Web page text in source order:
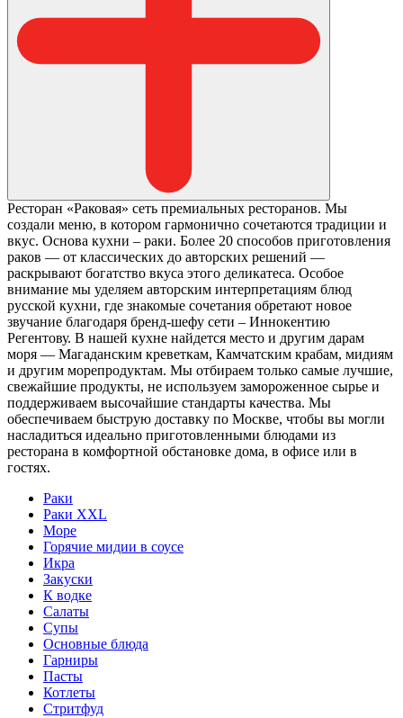
Ресторан «Раковая» сеть премиальных ресторанов. Мы
создали меню, в котором гармонично сочетаются традиции и
вкус. Основа кухни – раки. Более 20 способов приготовления
раков — от классических до авторских решений —
раскрывают богатство вкуса этого деликатеса. Особое
внимание мы уделяем авторским интерпретациям блюд
русской кухни, где знакомые сочетания обретают новое
звучание благодаря бренд-шефу сети – Иннокентию
Регентову. В нашей кухне найдется место и другим дарам
моря — Магаданским креветкам, Камчатским крабам, мидиям
и другим морепродуктам. Мы отбираем только самые лучшие,
свежайшие продукты, не используем замороженное сырье и
поддерживаем высочайшие стандарты качества. Мы
обеспечиваем быструю доставку по Москве, чтобы вы могли
насладиться идеально приготовленными блюдами из
ресторана в комфортной обстановке дома, в офисе или в
гостях.
Раки
Раки XXL
Море
Горячие мидии в соусе
Икра
Закуски
К водке
Салаты
Супы
Основные блюда
Гарниры
Пасты
Котлеты
Стритфуд